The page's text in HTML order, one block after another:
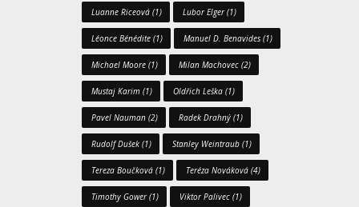
Luanne Riceová (1) Lubor Elger(1)
Léonce Bénédite (1) Manuel D. Benavides (1)
Michael Moore (1) Milan Machovec (2)
Mustaj Karim (1) Oldřich Leška (1)
Pavel Nauman (2) Radek Drahný (1)
Rudolf Dušek (1) Stanley Weintraub (1)
Tereza Boučková (1) Teréza Nováková (4)
Timothy Gower(1) Viktor Palivec (1)